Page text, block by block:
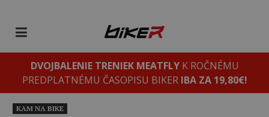
DVOJBALENIE TRENIEK MEATFLYK ROČNÉMU
PREDPLATNÉMU ČASOPISU BIKER IBA ZA 19,80€!
KAM NA BIKE